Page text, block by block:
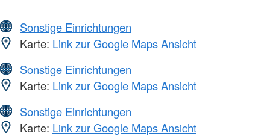
Sonstige Einrichtungen
Karte: Link zur Google Maps Ansicht
Sonstige Einrichtungen
Karte: Link zur Google Maps Ansicht
Sonstige Einrichtungen
Karte: Link zur Google Maps Ansicht